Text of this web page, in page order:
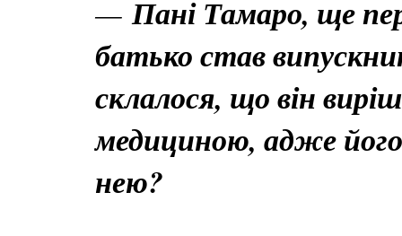
—Пані Тамаро, ще
батько став
склалося, що він
медициною, адже
нею?